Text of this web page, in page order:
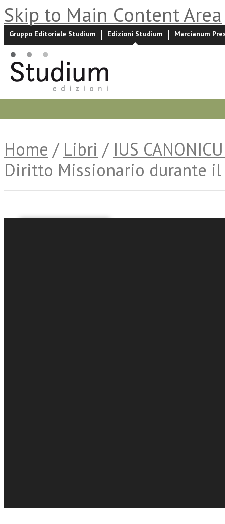
Skip to Main Content Area
Gruppo Editoriale Studium Edizioni Studium Marcianum
Home / Libri / IUS
Diritto Missionario durante